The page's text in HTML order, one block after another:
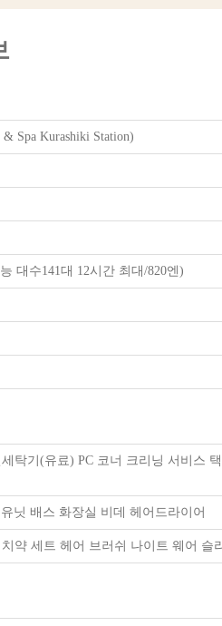
Spa Kurashiki Station)
대수141대 12시간 최대/820엔)
탁기(유료) PC 코너 크리닝 서비스
닛 배스 화장실 비데 헤어드라이어
약 세트 헤어 브러쉬 나이트 웨어 슬